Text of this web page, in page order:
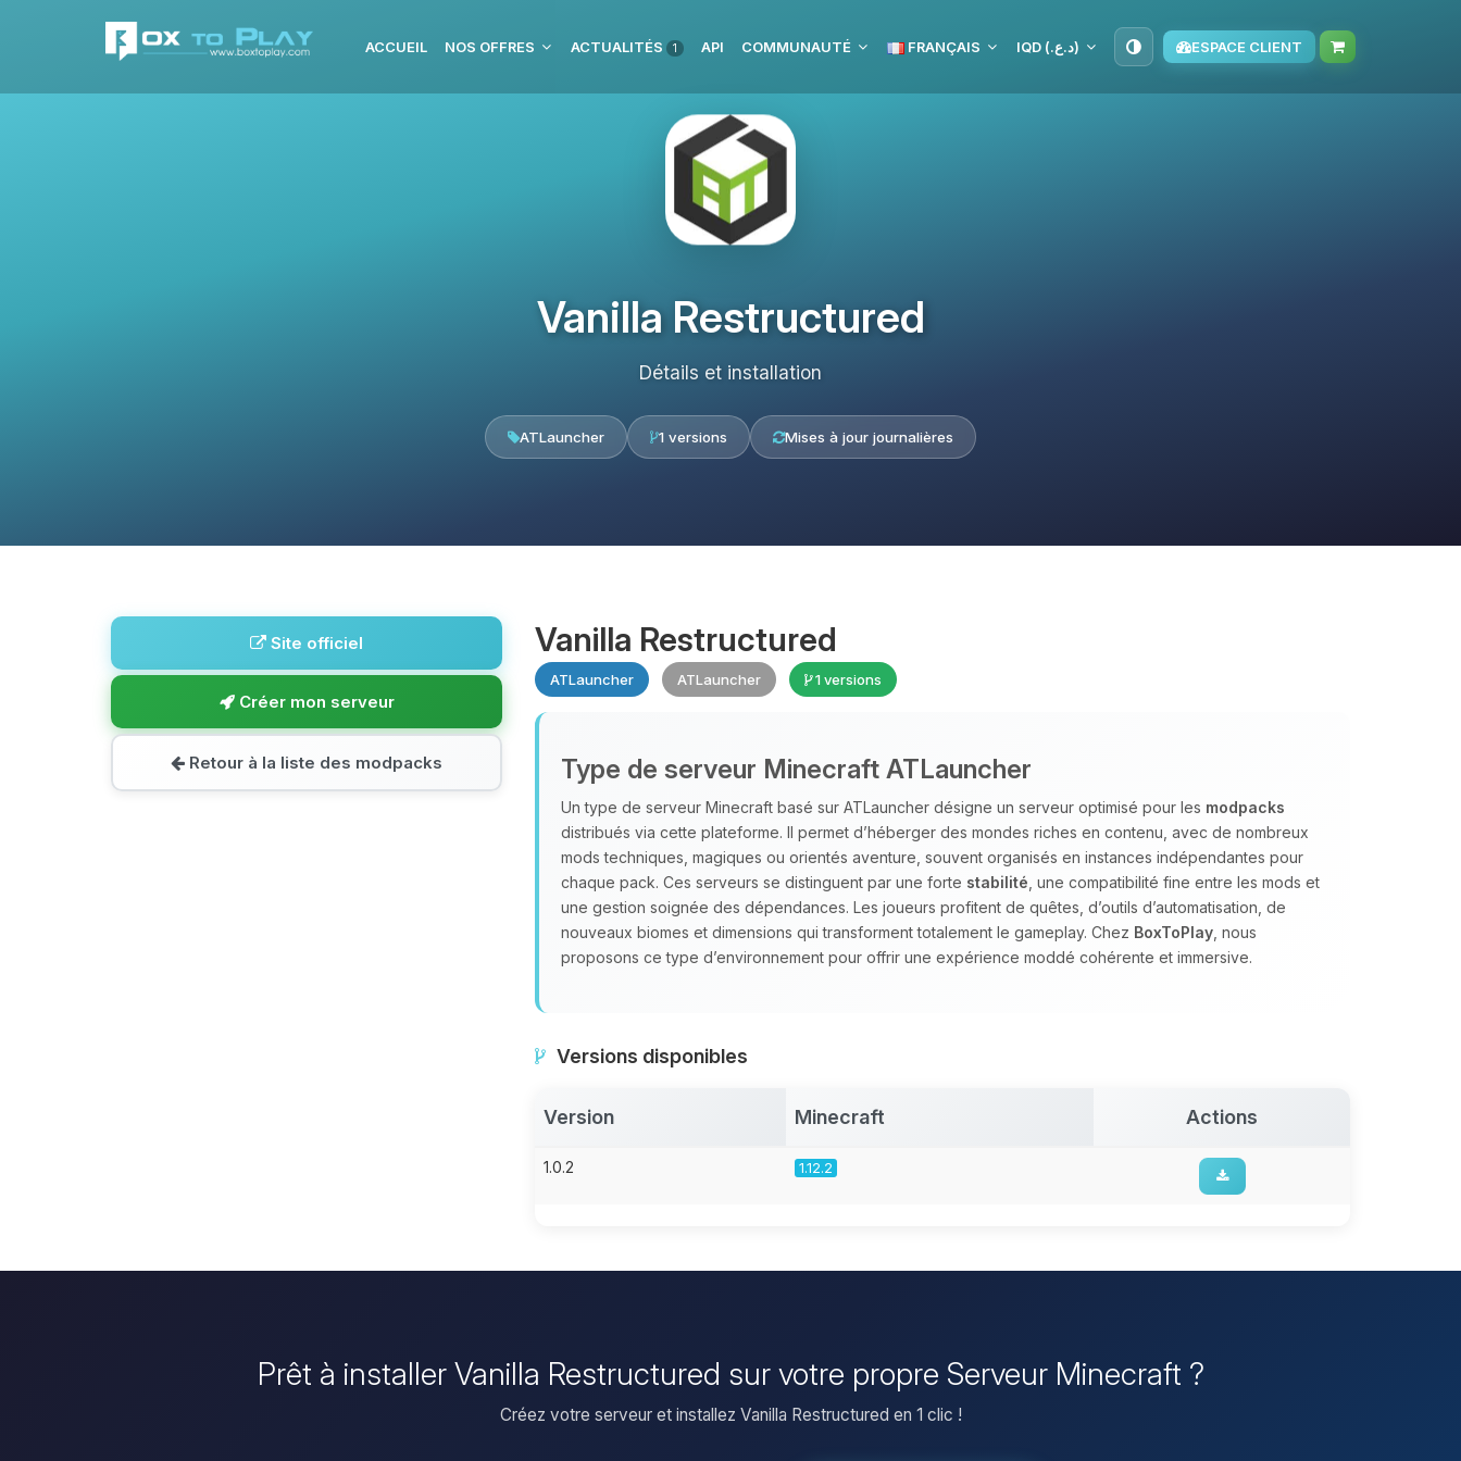
ACCUEIL NOS OFFRES ACTUALITÉS 1 API COMMUNAUTÉ FRANÇAIS IQD (د.ع.‏) ESPACE CLIENT
Vanilla Restructured
Détails et installation
ATLauncher 1 versions Mises à jour journalières
Site officiel
Créer mon serveur
Retour à la liste des modpacks
Vanilla Restructured
ATLauncher ATLauncher 1 versions
Type de serveur Minecraft ATLauncher
Un type de serveur Minecraft basé sur ATLauncher désigne un serveur optimisé pour les modpacks
distribués via cette plateforme. Il permet d’héberger des mondes riches en contenu, avec de nombreux
mods techniques, magiques ou orientés aventure, souvent organisés en instances indépendantes pour
chaque pack. Ces serveurs se distinguent par une forte stabilité , une compatibilité fine entre les mods et
une gestion soignée des dépendances. Les joueurs profitent de quêtes, d’outils d’automatisation, de
nouveaux biomes et dimensions qui transforment totalement le gameplay. Chez BoxToPlay , nous
proposons ce type d’environnement pour offrir une expérience moddé cohérente et immersive.
Versions disponibles
Version Minecraft Actions
1.0.2 1.12.2
Prêt à installer Vanilla Restructured sur votre propre Serveur Minecraft ?
Créez votre serveur et installez Vanilla Restructured en 1 clic !